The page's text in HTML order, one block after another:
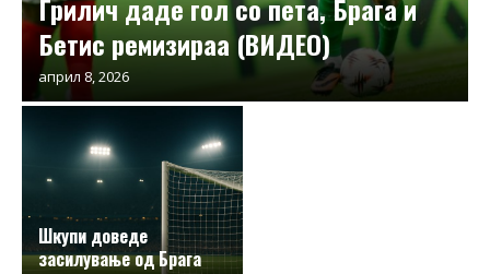
Грилич даде гол со пета, Брага и
Бетис ремизираа (ВИДЕО)
април 8, 2026
Шкупи доведе
засилување од Брага